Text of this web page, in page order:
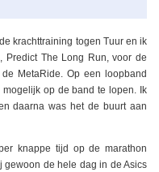
krachttraining togen Tuur en ik
Predict The Long Run, voor de
MetaRide. Op een loopband
op de band te lopen. Ik
daarna was het de buurt aan
knappe tijd op de marathon
de hele dag in de Asics